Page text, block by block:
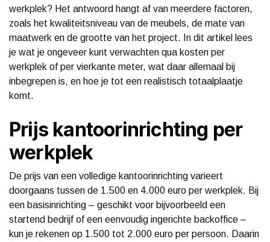
werkplek? Het antwoord hangt af van meerdere factoren,
zoals het kwaliteitsniveau van de meubels, de mate van
maatwerk en de grootte van het project. In dit artikel lees
je wat je ongeveer kunt verwachten qua kosten per
werkplek of per vierkante meter, wat daar allemaal bij
inbegrepen is, en hoe je tot een realistisch totaalplaatje
komt.
Prijs kantoorinrichting per
werkplek
De prijs van een volledige kantoorinrichting varieert
doorgaans tussen de 1.500 en 4.000 euro per werkplek. Bij
een basisinrichting – geschikt voor bijvoorbeeld een
startend bedrijf of een eenvoudig ingerichte backoffice –
kun je rekenen op 1.500 tot 2.000 euro per persoon. Daarin